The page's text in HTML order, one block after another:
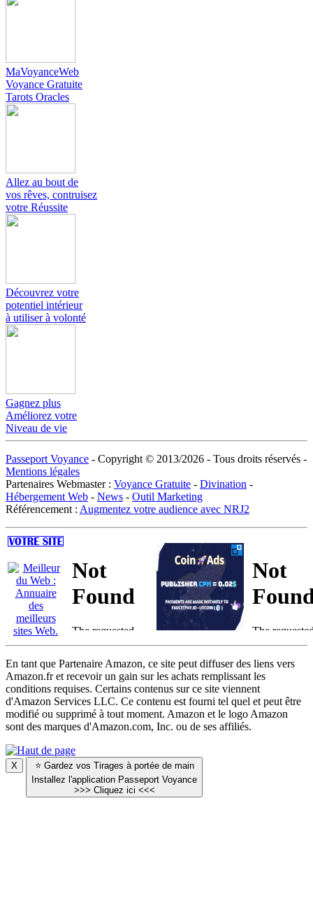
MaVoyanceWeb
Voyance Gratuite
Tarots Oracles
Allez au bout de
vos rêves, contruisez
votre Réussite
Découvrez votre
potentiel intérieur
à utiliser à volonté
Gagnez plus
Améliorez votre
Niveau de vie
Passeport Voyance - Copyright © 2013/2026 - Tous droits réservés -
Mentions légales
Partenaires Webmaster : Voyance Gratuite - Divination -
Hébergement Web - News - Outil Marketing
Référencement : Augmentez votre audience avec NRJ2
En tant que Partenaire Amazon, ce site peut diffuser des liens vers
Amazon.fr et recevoir un gain sur les achats remplissant les
conditions requises. Certains contenus sur ce site viennent
d'Amazon Services LLC. Ce contenu est fourni tel quel et peut être
modifié ou supprimé à tout moment. Amazon et le logo Amazon
sont des marques d'Amazon.com, Inc. ou de ses affiliés.
X ⭐ Gardez vos Tirages à portée de main
Installez l'application Passeport Voyance
>>> Cliquez ici <<<